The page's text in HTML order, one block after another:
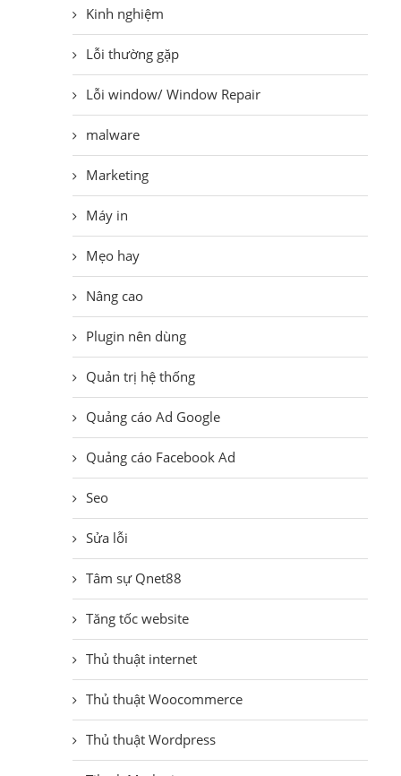
Kinh nghiệm
Lỗi thường gặp
Lỗi window/ Window Repair
malware
Marketing
Máy in
Mẹo hay
Nâng cao
Plugin nên dùng
Quản trị hệ thống
Quảng cáo Ad Google
Quảng cáo Facebook Ad
Seo
Sửa lỗi
Tâm sự Qnet88
Tăng tốc website
Thủ thuật internet
Thủ thuật Woocommerce
Thủ thuật Wordpress